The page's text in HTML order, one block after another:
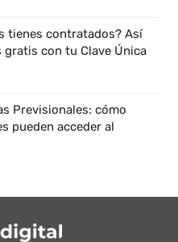
tienes contratados? Así
gratis con tu Clave Única
Previsionales: cómo
pueden acceder al